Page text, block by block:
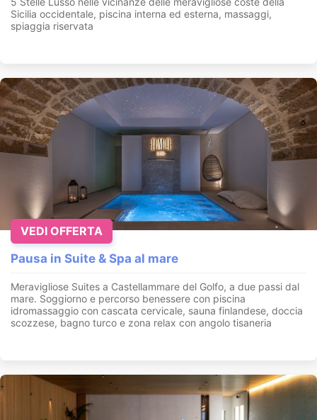
Sicilia occidentale, piscina interna ed esterna, massaggi,
spiaggia riservata
Pausa in Suite & Spa al mare
Meravigliose Suites a Castellammare del Golfo, a due passi dal
mare. Soggiorno e percorso benessere con piscina
idromassaggio con cascata cervicale, sauna finlandese, doccia
scozzese, bagno turco e zona relax con angolo tisaneria
VEDI OFFERTA